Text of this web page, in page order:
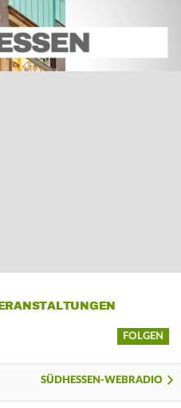
FOLGEN
SÜDHESSEN-WEBRADIO